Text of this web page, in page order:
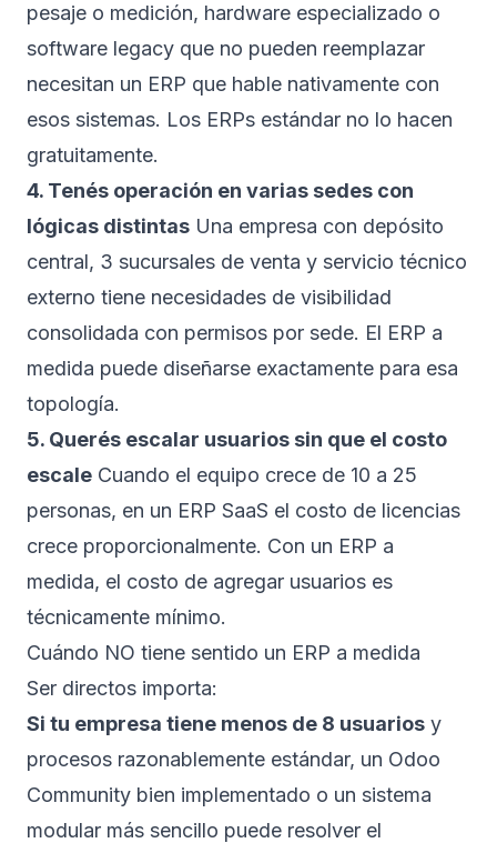
pesaje o medición, hardware especializado o
software legacy que no pueden reemplazar
necesitan un ERP que hable nativamente con
esos sistemas. Los ERPs estándar no lo hacen
gratuitamente.
4. Tenés operación en varias sedes con
lógicas distintas Una empresa con depósito
central, 3 sucursales de venta y servicio técnico
externo tiene necesidades de visibilidad
consolidada con permisos por sede. El ERP a
medida puede diseñarse exactamente para esa
topología.
5. Querés escalar usuarios sin que el costo
escale Cuando el equipo crece de 10 a 25
personas, en un ERP SaaS el costo de licencias
crece proporcionalmente. Con un ERP a
medida, el costo de agregar usuarios es
técnicamente mínimo.
Cuándo NO tiene sentido un ERP a medida
Ser directos importa:
Si tu empresa tiene menos de 8 usuarios y
procesos razonablemente estándar, un Odoo
Community bien implementado o un sistema
modular más sencillo puede resolver el